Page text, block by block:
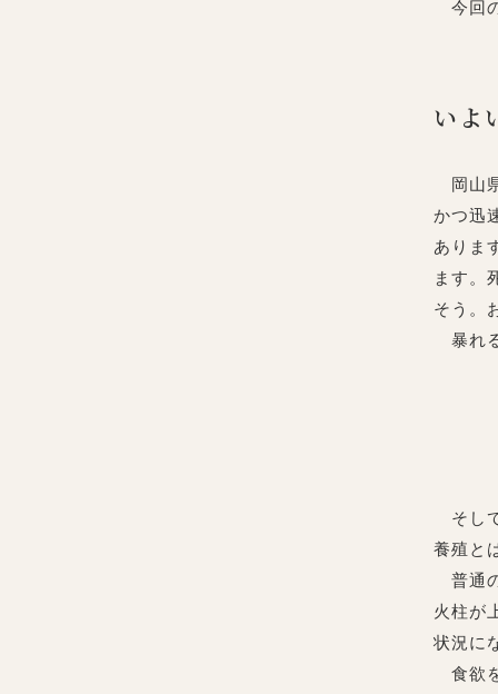
今回
いよ
岡山
かつ迅
ありま
ます。
そう。
暴れ
そし
養殖と
普通
火柱が
状況に
食欲